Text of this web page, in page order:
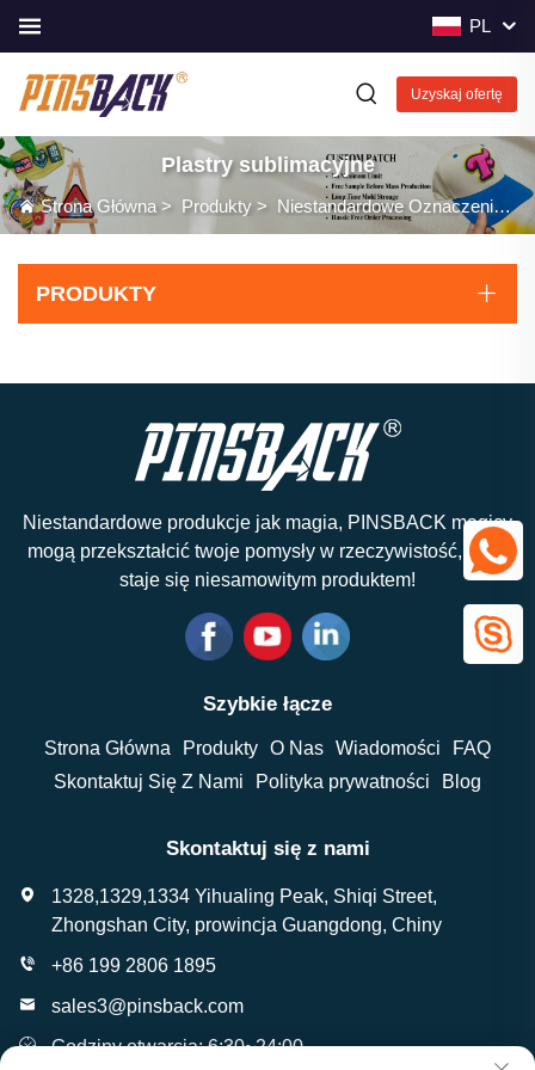
PL
Uzyskaj ofertę
Plastry sublimacyjne
Strona Główna> Produkty > Niestandardowe Oznaczenia >
PRODUKTY
Niestandardowe produkcje jak magia, PINSBACK magicy
mogą przekształcić twoje pomysły w rzeczywistość, która
staje się niesamowitym produktem!
Szybkie łącze
Strona Główna Produkty O Nas Wiadomości
FAQ
Skontaktuj Się Z Nami
Polityka prywatności Blog
Skontaktuj się z nami
1328,1329,1334 Yihualing Peak, Shiqi Street,
Zhongshan City, prowincja Guangdong, Chiny
+86 199 2806 1895
sales3@pinsback.com
Godziny otwarcia: 6:30~24:00